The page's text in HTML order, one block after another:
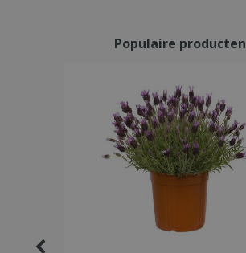
Populaire producten